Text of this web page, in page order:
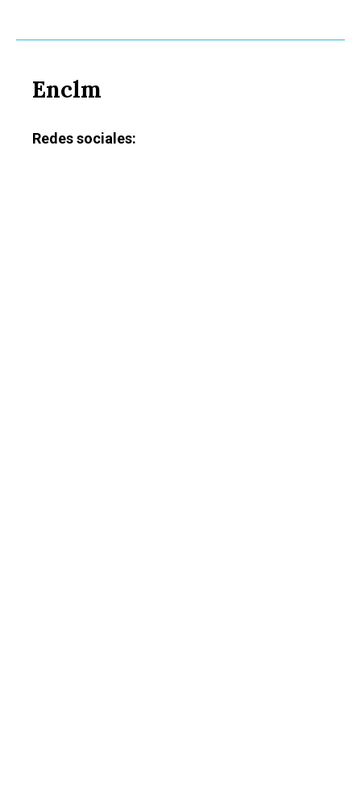
Enclm
Redes sociales: